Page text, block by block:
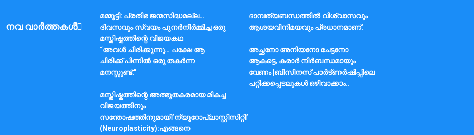
നവ വാർത്തകൾ
മമ്മൂട്ടി: പ്രതിഭ ജന്മസിദ്ധമല്ല…
ദിവസവും സ്വയം പുനർനിർമ്മിച്ച ഒരു
മസ്തിഷ്കത്തിന്റെ വിജയകഥ
ദാമ്പത്യബന്ധത്തിൽ വിശ്വാസവും
ആശയവിനിമയവും പ്രധാനമാണ്.
“അവൾ ചിരിക്കുന്നു… പക്ഷേ ആ
ചിരിക്ക് പിന്നിൽ ഒരു തകർന്ന
മനസ്സുണ്ട്.”
അച്ഛനോ അനിയനോ ചേട്ടനോ
ആകട്ടെ, കരാർ നിർബന്ധമായും
വേണം |ബിസിനസ് പാർട്ണർഷിപ്പിലെ
പറ്റിക്കപ്പെടലുകൾ ഒഴിവാക്കാം..
മസ്തിഷ്കത്തിന്റെ അത്ഭുതകരമായ മികച്ച
വിജയത്തിനും
സന്തോഷത്തിനുമായി’ന്യൂറോപ്ലാസ്റ്റിസിറ്റി’
(Neuroplasticity):എങ്ങനെ